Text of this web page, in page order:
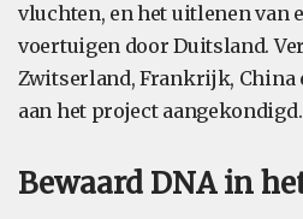
vluchten, en het uitlenen van
voertuigen door Duitsland.
Zwitserland, Frankrijk, China
aan het project aangekondigd.
Bewaard DNA in